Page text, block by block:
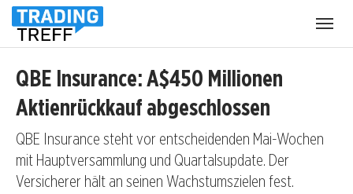
QBE Insurance: A$450 Millionen
Aktienrückkauf abgeschlossen
QBE Insurance steht vor entscheidenden Mai-Wochen
mit Hauptversammlung und Quartalsupdate. Der
Versicherer hält an seinen Wachstumszielen fest.